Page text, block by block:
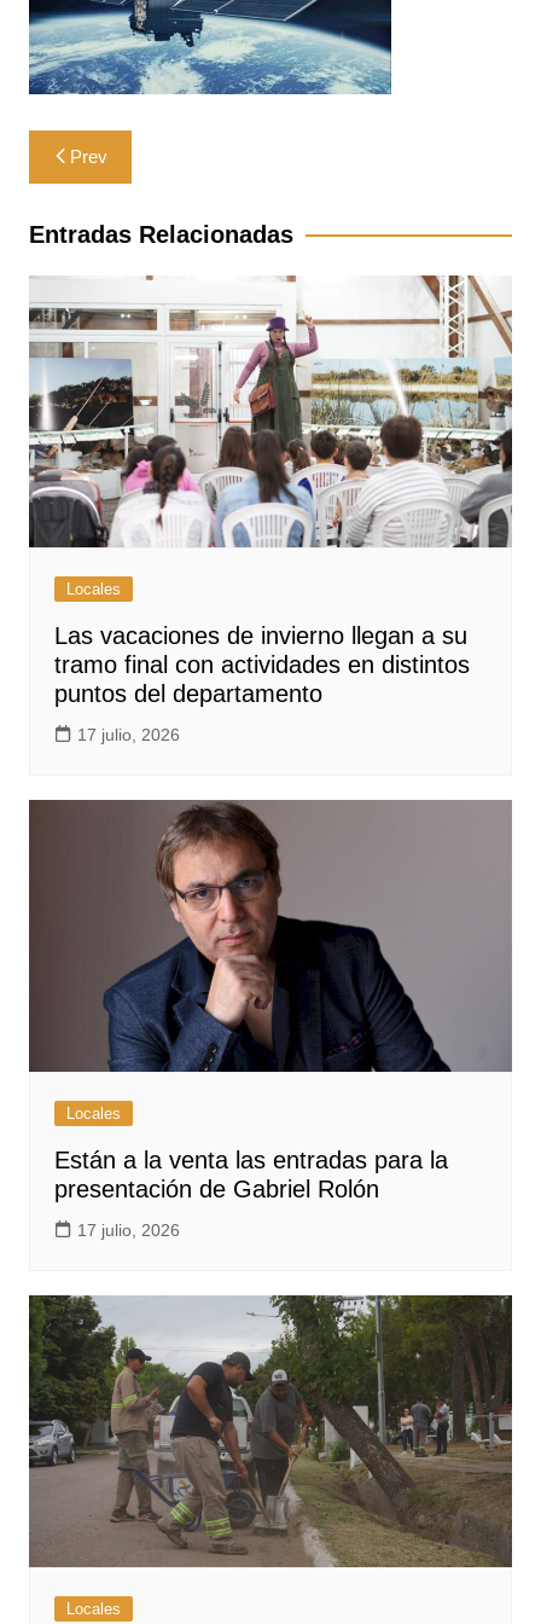
Navegación
de
entradas
Prev
Entradas Relacionadas
Locales
Las vacaciones de invierno llegan a su
tramo final con actividades en distintos
puntos del departamento
17 julio, 2026
Locales
Están a la venta las entradas para la
presentación de Gabriel Rolón
17 julio, 2026
Locales